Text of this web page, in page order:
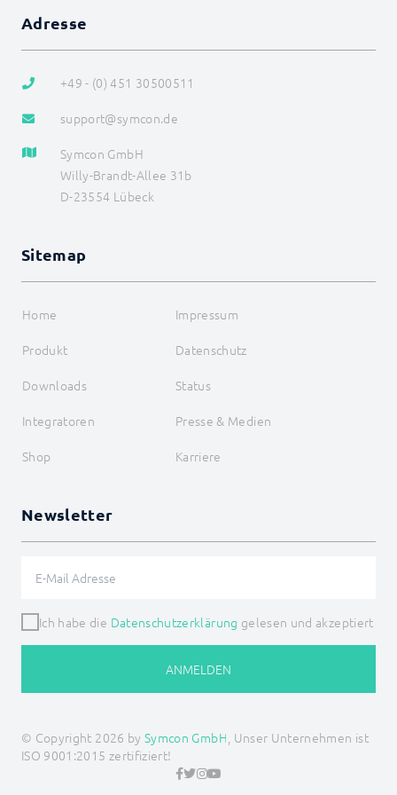
OPC UA
SageGlass (BACnet)
Shutter Control
SNMP
SPS: Siemens, Vipa, Logo
Sync Remote
Technische Alternative
Türsprechanlagen
Weishaupt
WinLIRC
Wireless M-Bus
XBee
Z-Wave
Logiken
Energie
Visualisierungen
Sprachassistenten
Benachrichtigungen
Datensicherung
Legacy
ENTWICKLERBEREICH
Adresse
+49 - (0) 451 30500511
support@symcon.de
Symcon GmbH
Willy-Brandt-Allee 31b
D-23554 Lübeck
Sitemap
Home
Impressum
Produkt
Datenschutz
Downloads
Status
Integratoren
Presse & Medien
Shop
Karriere
Newsletter
Ich habe die Datenschutzerklärung gelesen und akzeptiert
ANMELDEN
© Copyright 2026 by Symcon GmbH, Unser Unternehmen ist
ISO 9001:2015 zertifiziert!